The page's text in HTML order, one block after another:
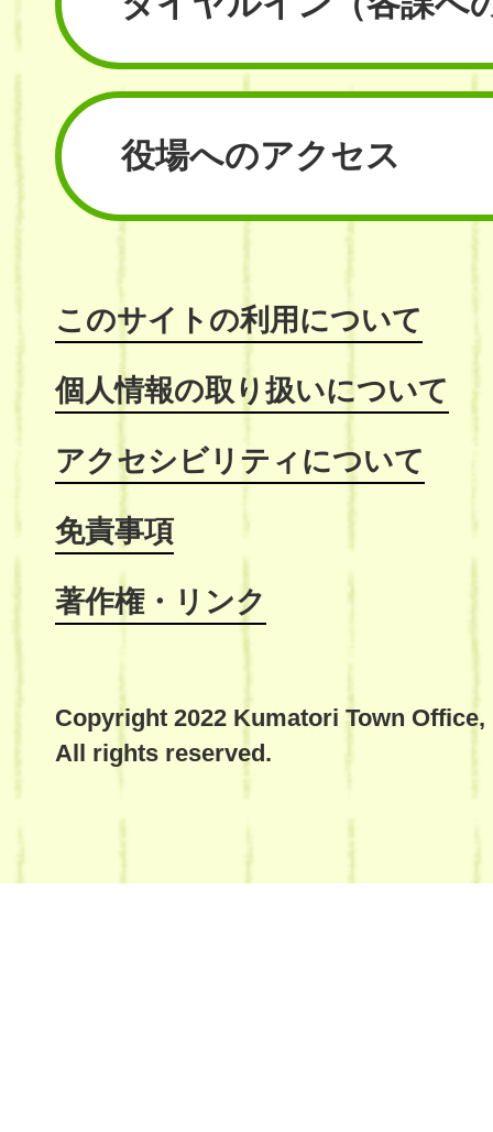
役場へのアクセス
このサイトの利用について
個人情報の取り扱いについて
アクセシビリティについて
免責事項
著作権・リンク
Copyright 2022 Kumatori Town Office,
All rights reserved.